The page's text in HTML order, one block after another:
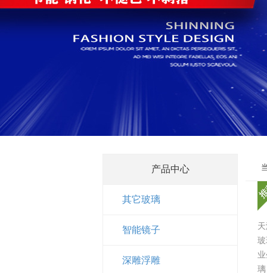
产品中心
其它玻璃
智能镜子
深雕浮雕